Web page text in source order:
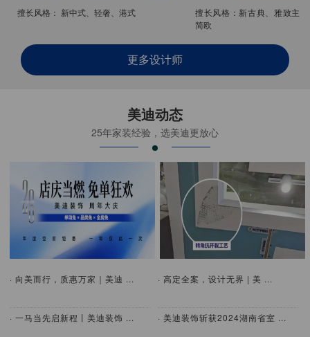
擅长风格： 新中式、轻奢、港式
擅长风格：新古典、雅致主
简欧
更多设计师
美迪动态
25年家装经验，选美迪更放心
· 向美而行，质惠万家｜美迪 ...
· 一马当先启新程丨美迪装饰 ...
· 高定全案，设计无界 | 美 ...
· 美迪装饰斩获2024湖南省室 ...